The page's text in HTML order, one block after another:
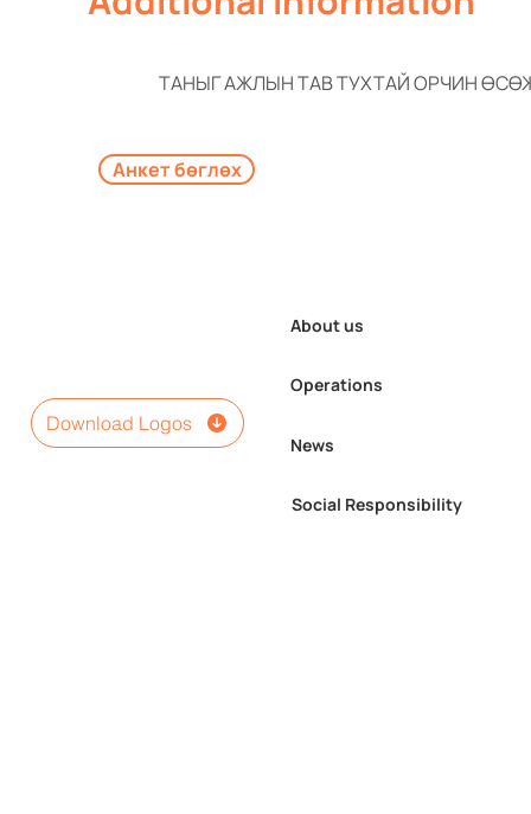
ТАНЫГ АЖЛЫН ТАВ ТУХТАЙ ОРЧИН
Анкет бөглөх
Download Logos
About us
Operations
News
Social Responsibility